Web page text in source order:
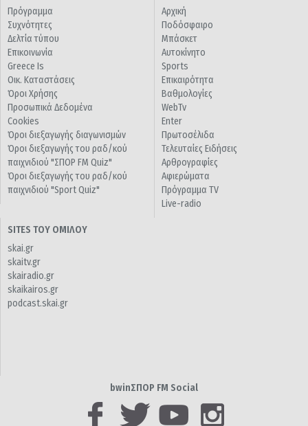
Πρόγραμμα
Συχνότητες
Δελτία τύπου
Επικοινωνία
Greece Is
Οικ. Καταστάσεις
Όροι Χρήσης
Προσωπικά Δεδομένα
Cookies
Όροι διεξαγωγής διαγωνισμών
Όροι διεξαγωγής του ραδ/κού
παιχνιδιού "ΣΠΟΡ FM Quiz"
Όροι διεξαγωγής του ραδ/κού
παιχνιδιού "Sport Quiz"
Αρχική
Ποδόσφαιρο
Μπάσκετ
Αυτοκίνητο
Sports
Επικαιρότητα
Βαθμολογίες
WebTv
Enter
Πρωτοσέλιδα
Τελευταίες Ειδήσεις
Αρθρογραφίες
Αφιερώματα
Πρόγραμμα TV
Live-radio
SITES ΤΟΥ ΟΜΙΛΟΥ
skai.gr
skaitv.gr
skairadio.gr
skaikairos.gr
podcast.skai.gr
bwinΣΠΟΡ FM Social